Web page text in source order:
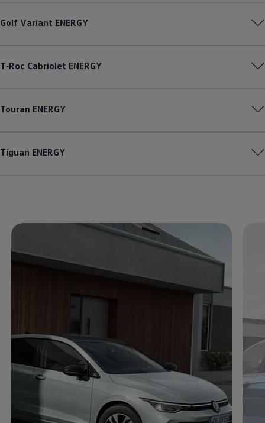
Golf Variant ENERGY
T‑Roc Cabriolet ENERGY
Touran ENERGY
Tiguan ENERGY